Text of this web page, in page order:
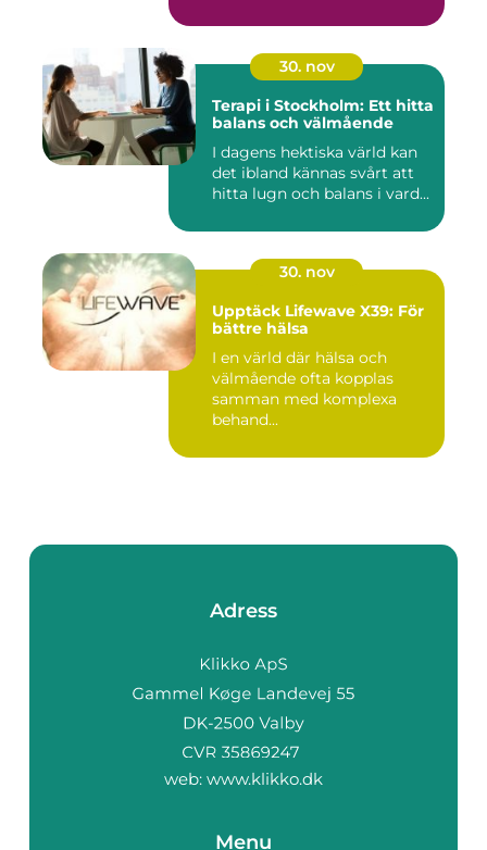
30. nov
Terapi i Stockholm: Ett hitta
balans och välmående
I dagens hektiska värld kan
det ibland kännas svårt att
hitta lugn och balans i vard...
30. nov
Upptäck Lifewave X39: För
bättre hälsa
I en värld där hälsa och
välmående ofta kopplas
samman med komplexa
behand...
Adress
web: www.klikko.dk
Menu